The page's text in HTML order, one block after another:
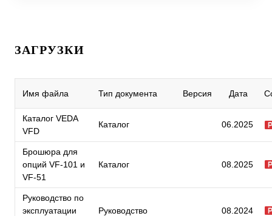
ЗАГРУЗКИ
Имя файла Тип документа Версия Дата
Каталог VEDA
VFD
Каталог 06.2025
Брошюра для
опций VF-101 и
VF-51
Каталог 08.2025
Руководство по
эксплуатации
Руководство 08.2024